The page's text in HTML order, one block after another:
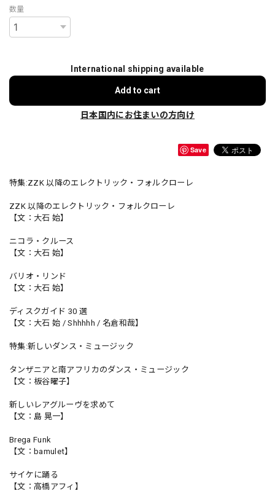
数量
International shipping available
Add to cart
日本国内にお住まいの方向け
Save
特集:ZZK 以降のエレクトリック・フォルクローレ
ZZK 以降のエレクトリック・フォルクローレ
【文：大石 始】
ニコラ・クルース
【文：大石 始】
バリオ・リンド
【文：大石 始】
ディスクガイド 30 選
【文：大石 始 / Shhhhh / 名倉和哉】
特集:新しいダンス・ミュージック
タンザニアと南アフリカのダンス・ミュージック
【文：板谷曜子】
新しいレアグルーヴを求めて
【文：島 晃一】
Brega Funk
【文：bamulet】
サイケに踊る
【文：高橋アフィ】